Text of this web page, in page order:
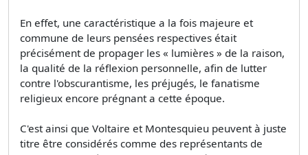
En effet, une caractéristique a la fois majeure et
commune de leurs pensées respectives était
précisément de propager les « lumières » de la raison,
la qualité de la réflexion personnelle, afin de lutter
contre l'obscurantisme, les préjugés, le fanatisme
religieux encore prégnant a cette époque.
C'est ainsi que Voltaire et Montesquieu peuvent à juste
titre être considérés comme des représentants de